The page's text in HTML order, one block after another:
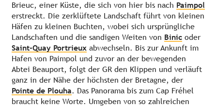
Brieuc, einer Küste, die sich von hier bis nach Paimpol
erstreckt. Die zerklüftete Landschaft führt von kleinen
Häfen zu kleinen Buchten, wobei sich ursprüngliche
Landschaften und die sandigen Weiten von Binic oder
Saint-Quay Portrieux abwechseln. Bis zur Ankunft im
Hafen von Paimpol und zuvor an der bewegenden
Abtei Beauport, folgt der GR den Klippen und verläuft
ganz in der Nähe der höchsten der Bretagne, der
Pointe de Plouha. Das Panorama bis zum Cap Fréhel
braucht keine Worte. Umgeben von so zahlreichen